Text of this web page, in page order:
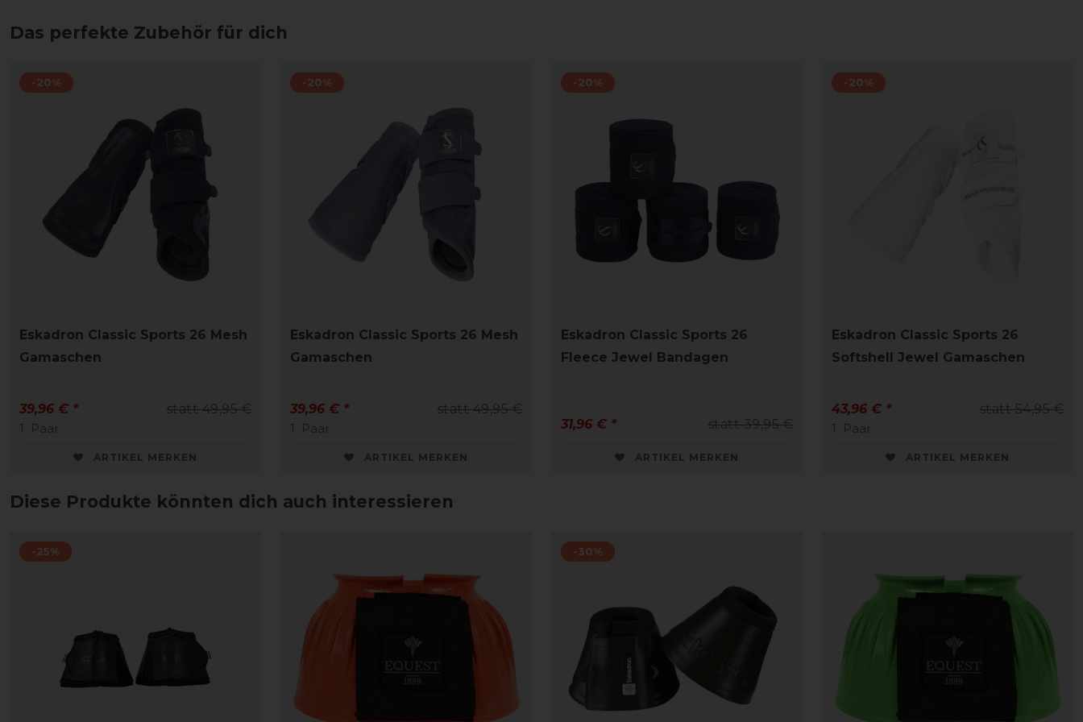
Das perfekte Zubehör für dich
-20%
Eskadron Classic Sports 26 Mesh
Gamaschen
statt 49,95 €
39,96 € *
1
Paar
ARTIKEL MERKEN
-20%
Eskadron Classic Sports 26 Mesh
Gamaschen
statt 49,95 €
39,96 € *
1
Paar
ARTIKEL MERKEN
-20%
Eskadron Classic Sports 26
Fleece Jewel Bandagen
statt 39,95 €
31,96 € *
ARTIKEL MERKEN
-20%
Eskadron Classic Sports 26
Softshell Jewel Gamaschen
statt 54,95 €
43,96 € *
1
Paar
ARTIKEL MERKEN
Diese Produkte könnten dich auch interessieren
-25% -30%